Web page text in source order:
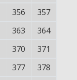
356
357
363
364
370
371
377
378